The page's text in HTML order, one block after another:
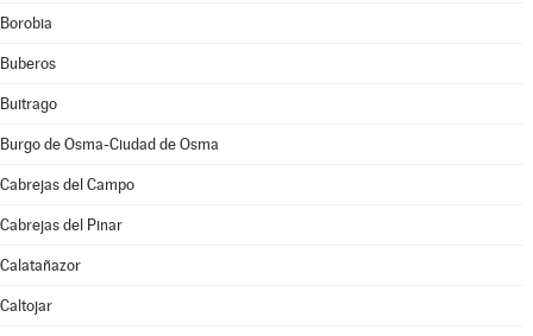
Borobia
Buberos
Buitrago
Burgo de Osma-Ciudad de Osma
Cabrejas del Campo
Cabrejas del Pinar
Calatañazor
Caltojar